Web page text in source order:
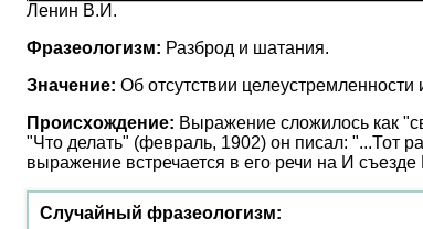
Ленин В.И.
Фразеологизм: Разброд и шатания.
Значение: Об отсутствии целеустремленности
Происхождение: Выражение сложилось как
"Что делать" (февраль, 1902) он писал: "...Тот
выражение встречается в его речи на И
Случайный фразеологизм: